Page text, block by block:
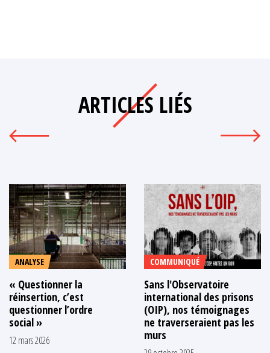
ARTICLES LIÉS
ANALYSE
« Questionner la
réinsertion, c’est
questionner l’ordre
social »
12 mars 2026
COMMUNIQUÉ
Sans l'Observatoire
international des prisons
(OIP), nos témoignages
ne traverseraient pas les
murs